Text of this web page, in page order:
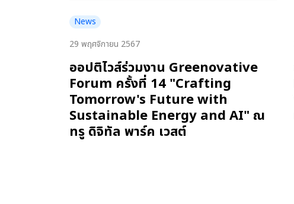
News
29 พฤศจิกายน 2567
ออปติไวส์ร่วมงาน Greenovative
Forum ครั้งที่ 14 "Crafting
Tomorrow's Future with
Sustainable Energy and AI" ณ
ทรู ดิจิทัล พาร์ค เวสต์